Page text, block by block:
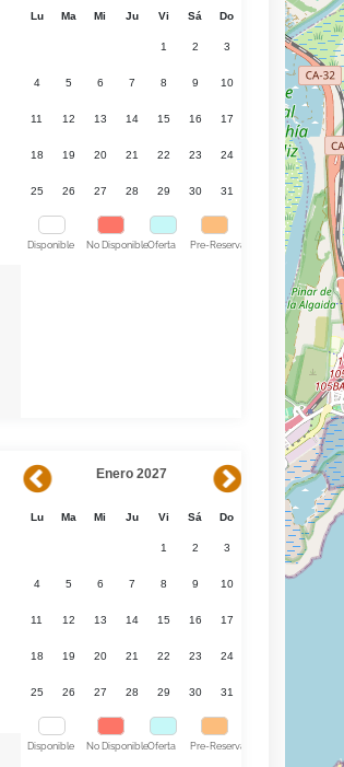
Lu Ma Mi Ju Vi Sá Do
1 2 3
4 5 6 7 8 9 10
11 12 13 14 15 16 17
18 19 20 21 22 23 24
25 26 27 28 29 30 31
Disponible No DisponibleOferta Pre-Reserva
Enero 2027
Lu Ma Mi Ju Vi Sá Do
1 2 3
4 5 6 7 8 9 10
11 12 13 14 15 16 17
18 19 20 21 22 23 24
25 26 27 28 29 30 31
Disponible No DisponibleOferta Pre-Reserva